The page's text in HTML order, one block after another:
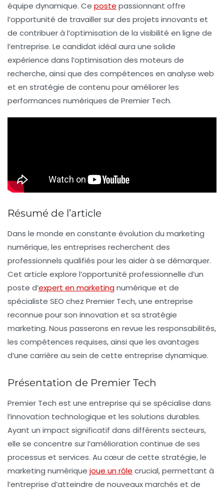
équipe dynamique. Ce poste passionnant offre
l’opportunité de travailler sur des projets innovants et
de contribuer à l’optimisation de la visibilité en ligne de
l’entreprise. Le candidat idéal aura une solide
expérience dans l’optimisation des moteurs de
recherche, ainsi que des compétences en analyse web
et en stratégie de contenu pour améliorer les
performances numériques de Premier Tech.
Résumé de l’article
Dans le monde en constante évolution du marketing
numérique, les entreprises recherchent des
professionnels qualifiés pour les aider à se démarquer.
Cet article explore l’opportunité professionnelle d’un
poste d’expert en marketingnumérique et de
spécialiste SEO chez Premier Tech, une entreprise
reconnue pour son innovation et sa stratégie
marketing. Nous passerons en revue les responsabilités,
les compétences requises, ainsi que les avantages
d’une carrière au sein de cette entreprise dynamique.
Présentation de Premier Tech
Premier Tech est une entreprise qui se spécialise dans
l’innovation technologique et les solutions durables.
Ayant un impact significatif dans différents secteurs,
elle se concentre sur l’amélioration continue de ses
processus et services. Au cœur de cette stratégie, le
marketing numérique joue un rôle crucial, permettant à
l’entreprise d’atteindre de nouveaux marchés et de